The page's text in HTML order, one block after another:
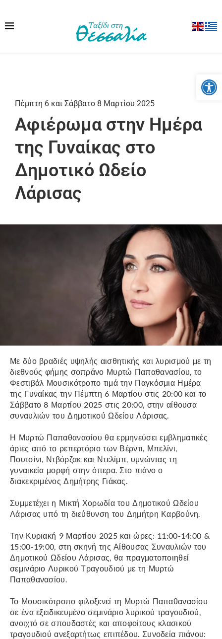
Πέμπτη 6 και Σάββατο 8 Μαρτίου 2025
Αφιέρωμα στην Ημέρα
της Γυναίκας στο
Δημοτικό Ωδείο
Λάρισας
Με δύο βραδιές υψηλής αισθητικής και λυρισμού με τη
διεθνούς φήμης σοπράνο Μυρτώ Παπαθανασίου, το
Φεστιβάλ Μουσικότροπο τιμά την Παγκόσμια Ημέρα
της Γυναίκας την Πέμπτη 6 Μαρτίου στις 20:00 και το
Σάββατο 8 Μαρτίου 2025 στις 20:00, στην αίθουσα
συναυλιών του Δημοτικού Ωδείου Λάρισας.
Η Μυρτώ Παπαθανασίου θα ερμηνεύσει εμβληματικές
άριες από το ρεπερτόριο των Βέρντι, Μπελίνι,
Πουτσίνι, Ντβόρζακ και Ντελίμπ, υμνώντας τη
γυναικεία μορφή στην όπερα. Στο πιάνο ο
διακεκριμένος Δημήτρης Γιάκας.
Συμμετέχει η Μικτή Χορωδία του Δημοτικού Ωδείου
Λάρισας υπό τη διεύθυνση του Δημήτρη Καρβούνη.
Την Κυριακή 9 Μαρτίου 2025 και ώρες: 11:00-14:00 &
15:00-19:00, στη σκηνή της Αίθουσας Συναυλιών του
Δημοτικού Ωδείου Λάρισας, θα πραγματοποιηθεί
σεμινάριο Λυρικού Τραγουδιού με τη Μυρτώ
Παπαθανασίου.
Το Μουσικότροπο φιλοξενεί τη Μυρτώ Παπαθανασίου
σε ένα εξειδικευμένο σεμινάριο λυρικού τραγουδιού,
ανοιχτό σε σπουδαστές και αποφοίτους κλασικού
τραγουδιού ανεξαρτήτως επιπέδου. Συνοδεία πιάνου: